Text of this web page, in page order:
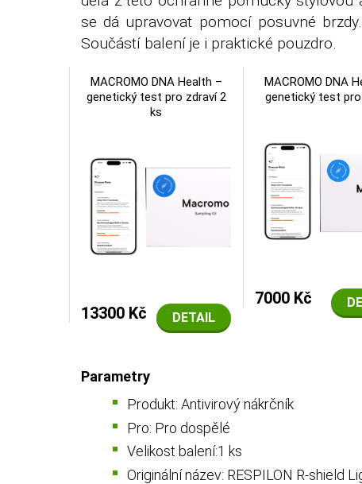
se dá upravovat pomocí posuvné
Součástí balení je i praktické pouzdro.
MACROMO DNA Health –
genetický test pro zdraví 2
ks
DETAIL
13300 Kč
MACROMO DNA
genetický test
7000 Kč
Parametry
Produkt: Antivirový nákrčník
Pro: Pro dospělé
Velikost balení:1 ks
Originální název: RESPILON R-shield